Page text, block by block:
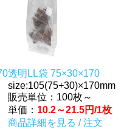
透明LL袋 75×30×170
size:105(75+30)×170mm
販売単位：100枚～
単価： 10.2～21.5円/1枚
商品詳細を見る / 注文